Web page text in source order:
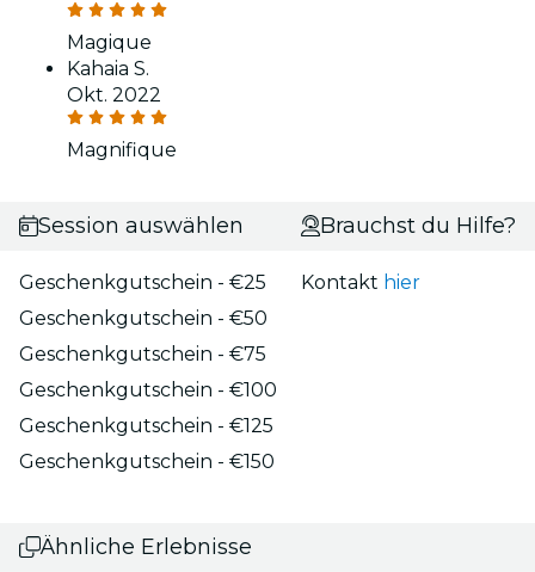
Magique
Kahaia S.
Okt. 2022
Magnifique
Session auswählen
Geschenkgutschein - €25
Geschenkgutschein - €50
Geschenkgutschein - €75
Geschenkgutschein - €100
Geschenkgutschein - €125
Geschenkgutschein - €150
Brauchst du Hilfe?
Kontakt hier
Ähnliche Erlebnisse